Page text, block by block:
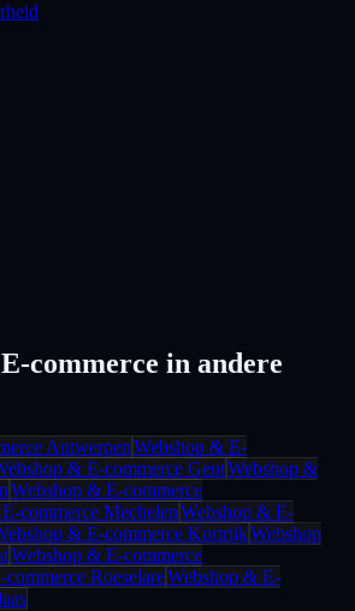
commerce in andere
AntwerpenWebshop & E-
& E-commerce GentWebshop &
Webshop & E-commerce
commerce MechelenWebshop & E-
& E-commerce KortrijkWebshop
Webshop & E-commerce
commerce RoeselareWebshop & E-